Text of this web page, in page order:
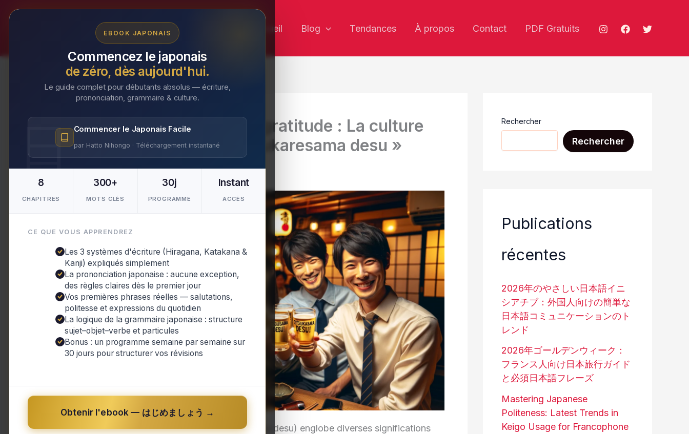
EBOOK JAPONAIS
Commencez le japonais
de zéro, dès aujourd'hui.
Le guide complet pour débutants absolus — écriture,
prononciation, grammaire & culture.
Commencer le Japonais Facile
par Hatto Nihongo · Téléchargement instantané
8
CHAPITRES
300+
MOTS CLÉS
30j
PROGRAMME
Instant
ACCÈS
CE QUE VOUS APPRENDREZ
Les 3 systèmes d'écriture (Hiragana, Katakana &
Kanji) expliqués simplement
La prononciation japonaise : aucune exception,
des règles claires dès le premier jour
Vos premières phrases réelles — salutations,
politesse et expressions du quotidien
La logique de la grammaire japonaise : structure
sujet–objet–verbe et particules
Bonus : un programme semaine par semaine sur
30 jours pour structurer vos révisions
Obtenir l'ebook — はじめましょう →
Aller
au
Accueil Blog Tendances À propos Contact PDF Gratuits
Tradition de respect et de gratitude : La culture
japonaise tissée par « Otsukaresama desu »
Paryuki/23 février 2024
Le terme japonais «お疲れ様です» (Otsukaresama desu) englobe diverses significations
Rechercher
Rechercher
Publications
récentes
2026年のやさしい日本語イニ
シアチブ：外国人向けの簡単な
日本語コミュニケーションのト
レンド
2026年ゴールデンウィーク：
フランス人向け日本旅行ガイド
と必須日本語フレーズ
Mastering Japanese
Politeness: Latest Trends in
Keigo Usage for Francophone